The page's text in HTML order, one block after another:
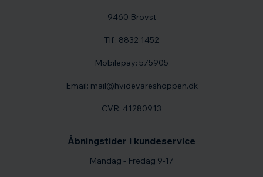
9460 Brovst
Tlf.: 8832 1452
Mobilepay: 575905
Email: mail@hvidevareshoppen.dk
CVR: 41280913
Åbningstider i kundeservice
Mandag - Fredag 9-17